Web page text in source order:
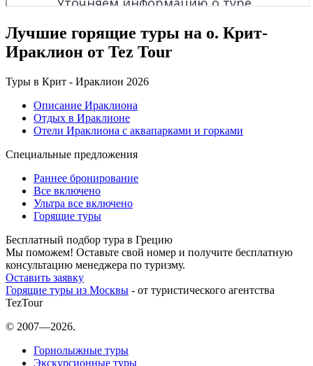
Лучшие горящие туры на о. Крит-
Ираклион от Tez Tour
Туры в Крит - Ираклион 2026
Описание Ираклиона
Отдых в Ираклионе
Отели Ираклиона с аквапарками и горками
Специальные предложения
Раннее бронирование
Все включено
Ультра все включено
Горящие туры
Бесплатный подбор тура в Грецию
Мы поможем! Оставьте свой номер и получите бесплатную
консультацию менеджера по туризму.
Оставить заявку
Горящие туры из Москвы - от туристического агентства
TezTour
© 2007—2026.
Горнолыжные туры
Экскурсионные туры